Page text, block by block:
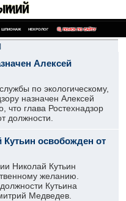
ШПИОНАЖ НЕКРОЛОГ ПОИСК ПО САЙТУ
Алексей
по экологическому,
назначен Алексей
что глава Ростехнадзор
должности.
Кутьин освобожден от
Николай Кутьин
желанию.
Кутьина
Медведев.